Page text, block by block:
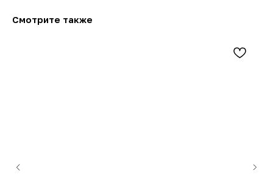
Смотрите также